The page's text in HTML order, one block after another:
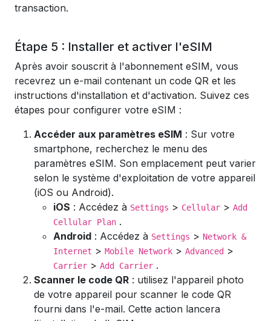
transaction.
Étape 5 : Installer et activer l'eSIM
Après avoir souscrit à l'abonnement eSIM, vous
recevrez un e-mail contenant un code QR et les
instructions d'installation et d'activation. Suivez ces
étapes pour configurer votre eSIM :
Accéder aux paramètres eSIM : Sur votre
smartphone, recherchez le menu des
paramètres eSIM. Son emplacement peut varier
selon le système d'exploitation de votre appareil
(iOS ou Android).
iOS : Accédez à Settings > Cellular > Add
Cellular Plan .
Android : Accédez à Settings > Network &
Internet > Mobile Network > Advanced >
Carrier > Add Carrier .
Scanner le code QR : utilisez l'appareil photo
de votre appareil pour scanner le code QR
fourni dans l'e-mail. Cette action lancera